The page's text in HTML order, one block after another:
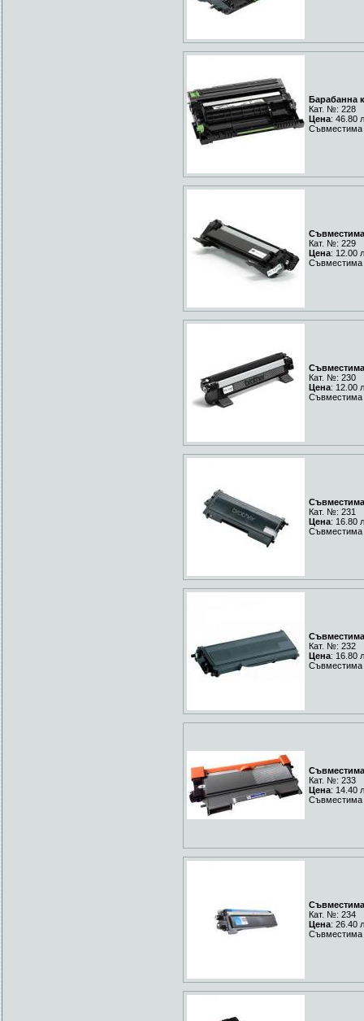
Барабанна
Кат. №: 228
Цена: 46.80
Съвместима
Съвместима
Кат. №: 229
Цена: 12.00
Съвместима
Кат. №: 230
Цена: 12.00
Съвместима
Съвместима
Кат. №: 231
Цена: 16.80
Съвместима
Съвместима
Кат. №: 232
Цена: 16.80
Съвместима
Съвместима
Кат. №: 233
Цена: 14.40
Съвместима
Съвместима
Кат. №: 234
Цена: 26.40
Съвместима